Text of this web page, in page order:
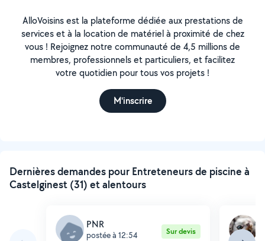
AlloVoisins est la plateforme dédiée aux prestations de
services et à la location de matériel à proximité de chez
vous ! Rejoignez notre communauté de 4,5 millions de
membres, professionnels et particuliers, et facilitez
votre quotidien pour tous vos projets !
M'inscrire
Dernières demandes pour Entreteneurs de piscine à
Castelginest (31) et alentours
PNR
postée à 12:54 Sur devis